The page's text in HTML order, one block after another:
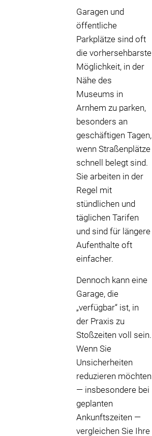
Garagen und
öffentliche
Parkplätze sind oft
die vorhersehbarste
Möglichkeit, in der
Nähe des
Museums in
Arnhem zu parken,
besonders an
geschäftigen Tagen,
wenn Straßenplätze
schnell belegt sind.
Sie arbeiten in der
Regel mit
stündlichen und
täglichen Tarifen
und sind für längere
Aufenthalte oft
einfacher.
Dennoch kann eine
Garage, die
„verfügbar“ ist, in
der Praxis zu
Stoßzeiten voll sein.
Wenn Sie
Unsicherheiten
reduzieren möchten
— insbesondere bei
geplanten
Ankunftszeiten —
vergleichen Sie Ihre